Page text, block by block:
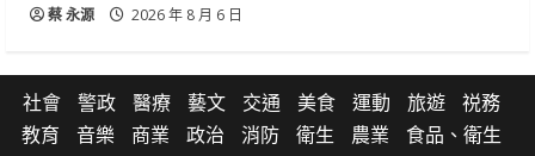
蔡 永源 2026 年 8 月 6 日
社會 警政 醫療 藝文 交通 美食 運動 旅遊
祱務
教育
音樂 商業 政治 消防 衛生 農業 食品、衛生